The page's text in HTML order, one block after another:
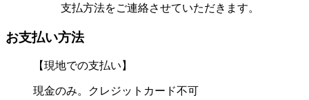
支払方法をご連絡させていただきます。
お支払い方法
【現地での支払い】
現金のみ。クレジットカード不可